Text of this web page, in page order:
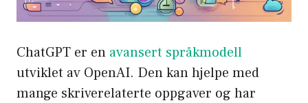
ChatGPT er en avansert språkmodell
utviklet av OpenAI. Den kan hjelpe med
mange skriverelaterte oppgaver og har